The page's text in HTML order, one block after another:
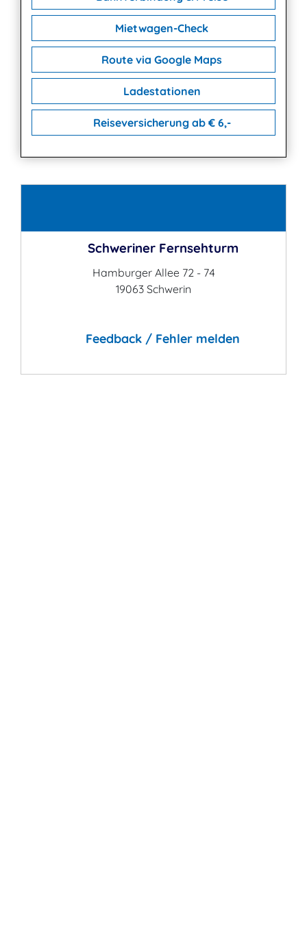
Mietwagen-Check
Route via Google Maps
Ladestationen
Reiseversicherung ab € 6,-
Schweriner Fernsehturm
Hamburger Allee 72 - 74
19063 Schwerin
Feedback / Fehler melden